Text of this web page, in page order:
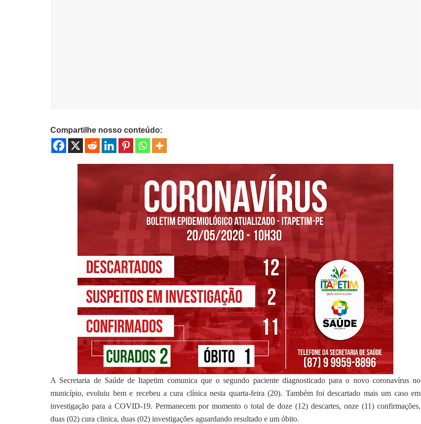
Compartilhe nosso conteúdo:
A Secretaria de Saúde de Itapetim comunica que o segundo paciente diagnosticado para o novo coronavírus no
município, evoluiu bem e recebeu a cura clínica nesta quarta-feira (20). Também foi descartado mais um caso em
investigação para a COVID-19. Permanecem por momento o total de doze (12) descartes, onze (11) confirmações,
duas (02) cura clinica, duas (02) investigações aguardando resultado e um óbito.